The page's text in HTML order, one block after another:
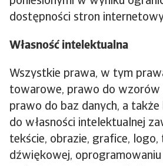
dostępności stron
Własność intelektualna
Wszystkie prawa, w tym
towarowe, prawo do wzorów
prawo do baz danych, a
do własności intelektualnej
tekście, obrazie, grafice, logo,
dźwiękowej, oprogramowaniu